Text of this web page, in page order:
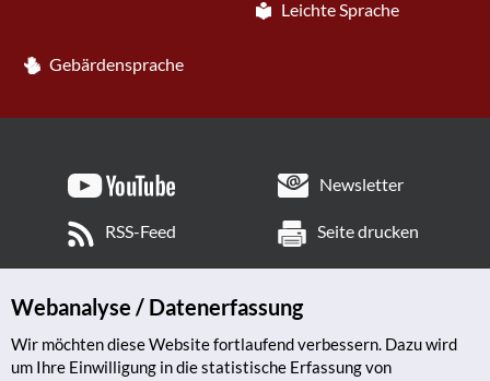
Leichte Sprache
Gebärdensprache
Newsletter
RSS-Feed Seite drucken
Webanalyse / Datenerfassung
Wir möchten diese Website fortlaufend verbessern. Dazu wird
um Ihre Einwilligung in die statistische Erfassung von